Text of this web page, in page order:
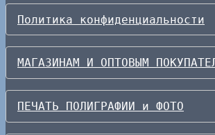
Политика конфиденциальности
МАГАЗИНАМ И ОПТОВЫМ
ПЕЧАТЬ ПОЛИГРАФИИ и ФОТО